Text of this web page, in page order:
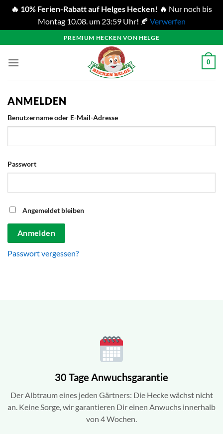
🔥 10% Ferien-Rabatt auf Helges Hecken! 🔥 Nur noch bis
Montag 10.08. um 23:59 Uhr! 🍂 Verwerfen
Inhalt
springen
PREMIUM HECKEN VON HELGE
0
ANMELDEN
Benutzername oder E-Mail-Adresse
Passwort
Angemeldet bleiben
Anmelden
Passwort vergessen?
30 Tage Anwuchsgarantie
Der Albtraum eines jeden Gärtners: Die Hecke wächst nicht
an. Keine Sorge, wir garantieren Dir einen Anwuchs innerhalb
von 4 Wochen.